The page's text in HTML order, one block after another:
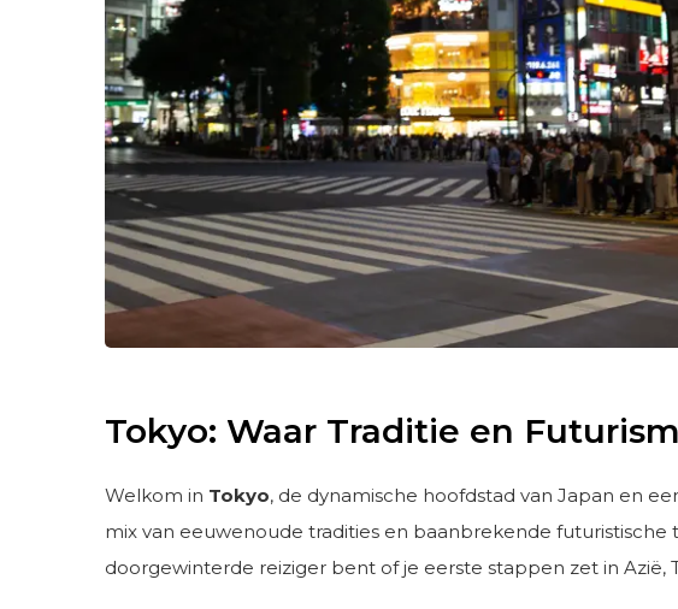
Tokyo: Waar Traditie en
Welkom in Tokyo, de dynamische hoofdstad van Japan en
mix van eeuwenoude tradities en baanbrekende
doorgewinterde reiziger bent of je eerste stappen zet in Azië,